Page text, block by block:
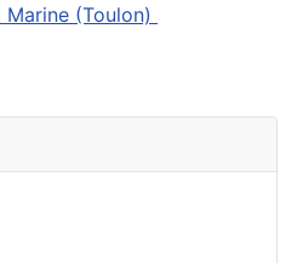
(Toulon)